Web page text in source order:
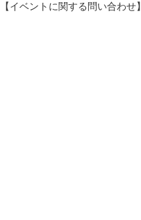
【イベントに関する問い合わせ】